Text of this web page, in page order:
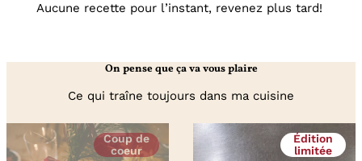
Aucune recette pour l’instant, revenez plus tard!
On pense que ça va vous plaire
Ce qui traîne toujours dans ma cuisine
Coup de
coeur
Édition
limitée